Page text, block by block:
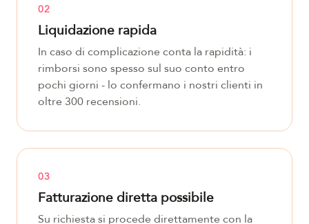
02
Liquidazione rapida
In caso di complicazione conta la rapidità: i
rimborsi sono spesso sul suo conto entro
pochi giorni - lo confermano i nostri clienti in
oltre 300 recensioni.
03
Fatturazione diretta possibile
Su richiesta si procede direttamente con la